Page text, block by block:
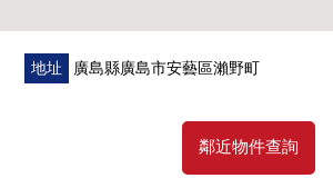
地址 廣島縣廣島市安藝區瀨野町
鄰近物件查詢